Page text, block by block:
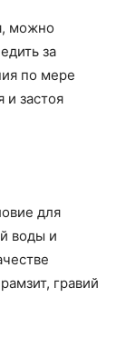
можно
за
по мере
и застоя
для
воды и
гравий